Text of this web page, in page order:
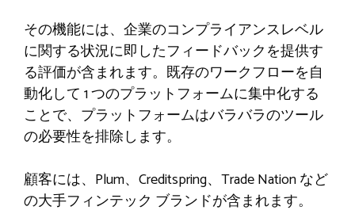
その機能には、企業のコンプライアンスレベル
に関する状況に即したフィードバックを提供す
る評価が含まれます。既存のワークフローを自
動化して 1 つのプラットフォームに集中化する
ことで、プラットフォームはバラバラのツール
の必要性を排除します。
顧客には、Plum、Creditspring、Trade Nation など
の大手フィンテック ブランドが含まれます。